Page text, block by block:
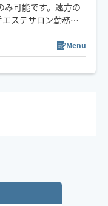
み可能です。遠方の
ステサロン勤務後
子様がいてサロン
で外出できない方、
色々な方にお役に
。一人一人寄り添っ
Menu